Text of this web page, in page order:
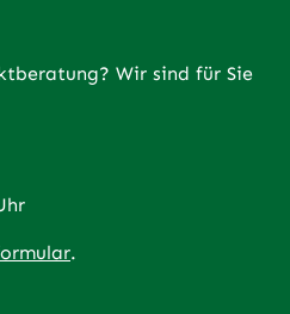
Wir sind für Sie
.